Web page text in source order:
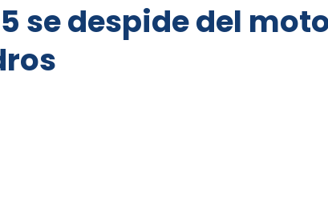
se despide del